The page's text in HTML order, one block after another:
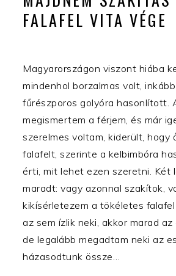
FALAFEL VITA VÉGE
Magyarországon viszont hiába
mindenhol borzalmas volt,
fűrészporos golyóra hasonlított.
megismertem a férjem, és már
szerelmes voltam, kiderült, hogy
falafelt, szerinte a kelbimbóra
érti, mit lehet ezen szeretni. Két
maradt: vagy azonnal szakítok,
kikísérletezem a tökéletes
az sem ízlik neki, akkor marad az
de legalább megadtam neki az
házasodtunk össze…